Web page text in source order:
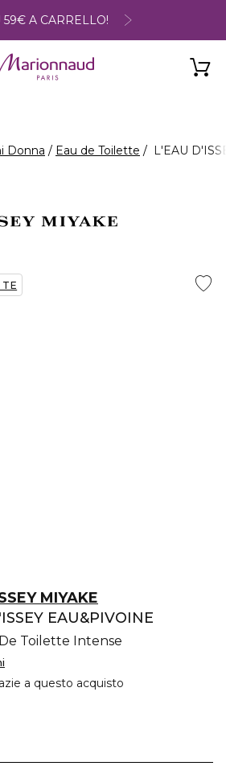
59€ A CARRELLO!
Donna Eau de Toilette L'EAU
TE
MIYAKE
EAU&PIVOINE
Toilette Intense
a questo acquisto